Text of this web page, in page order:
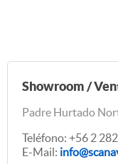
Showroom /
Padre Hurtado
Teléfono: +56 2
E-Mail: